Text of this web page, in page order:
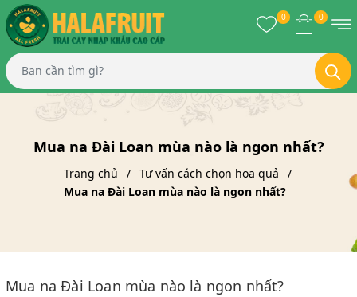
0 0
Mua na Đài Loan mùa nào là ngon nhất?
Trang chủ
Tư vấn cách chọn hoa quả
Mua na Đài Loan mùa nào là ngon nhất?
Mua na Đài Loan mùa nào là ngon nhất?